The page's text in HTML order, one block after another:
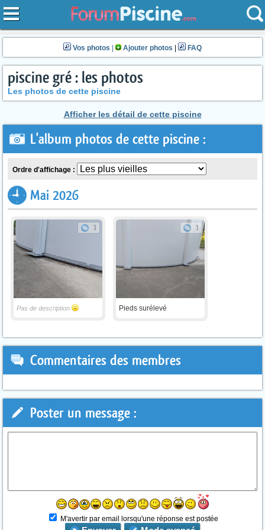
Vos photos Ajouter photos FAQ
piscine gré : les photos
Les photos de cette piscine
Afficher les détail de cette piscine
L'album photos de cette piscine :
Ordre d'affichage :
Mai 2026
1
Pas de description
1
Pieds surélevé
Commentaires des membres
Poster un message :
M'avertir par email lorsqu'une réponse est postée